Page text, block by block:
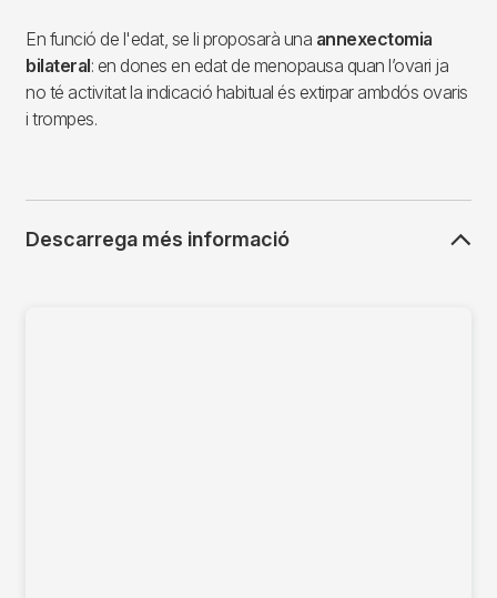
En funció de l'edat, se li proposarà una annexectomia
bilateral: en dones en edat de menopausa quan l’ovari ja
no té activitat la indicació habitual és extirpar ambdós ovaris
i trompes.
Descarrega més informació